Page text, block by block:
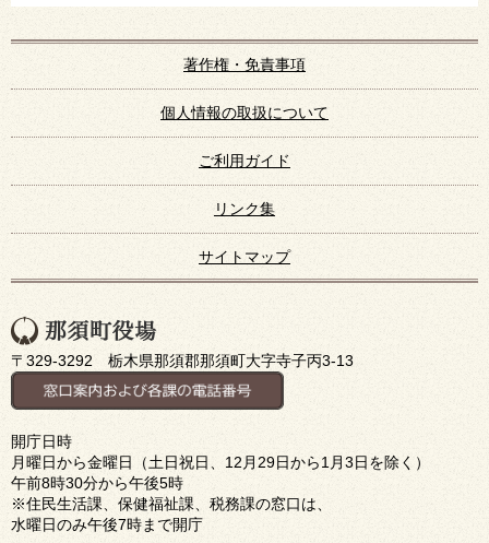
著作権・免責事項
個人情報の取扱について
ご利用ガイド
リンク集
サイトマップ
〒329-3292 栃木県那須郡那須町大字寺子丙3-13
開庁日時
月曜日から金曜日（土日祝日、12月29日から1月3日を除く）
午前8時30分から午後5時
※住民生活課、保健福祉課、税務課の窓口は、
水曜日のみ午後7時まで開庁